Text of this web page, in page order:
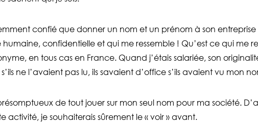
confié que donner un nom et un prénom à son
humaine, confidentielle et qui me ressemble ! Qu’est ce qui me
en tous cas en France. Quand j’étais salariée, son
ne l’avaient pas lu, ils savaient d’office s’ils avaient vu mon
de tout jouer sur mon seul nom pour ma société.
activité, je souhaiterais sûrement le « voir » avant.